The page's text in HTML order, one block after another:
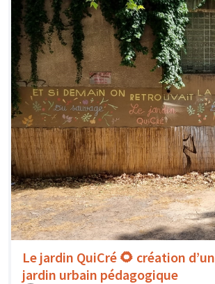
Le jardin QuiCré 🌻 création d’un
jardin urbain pédagogique